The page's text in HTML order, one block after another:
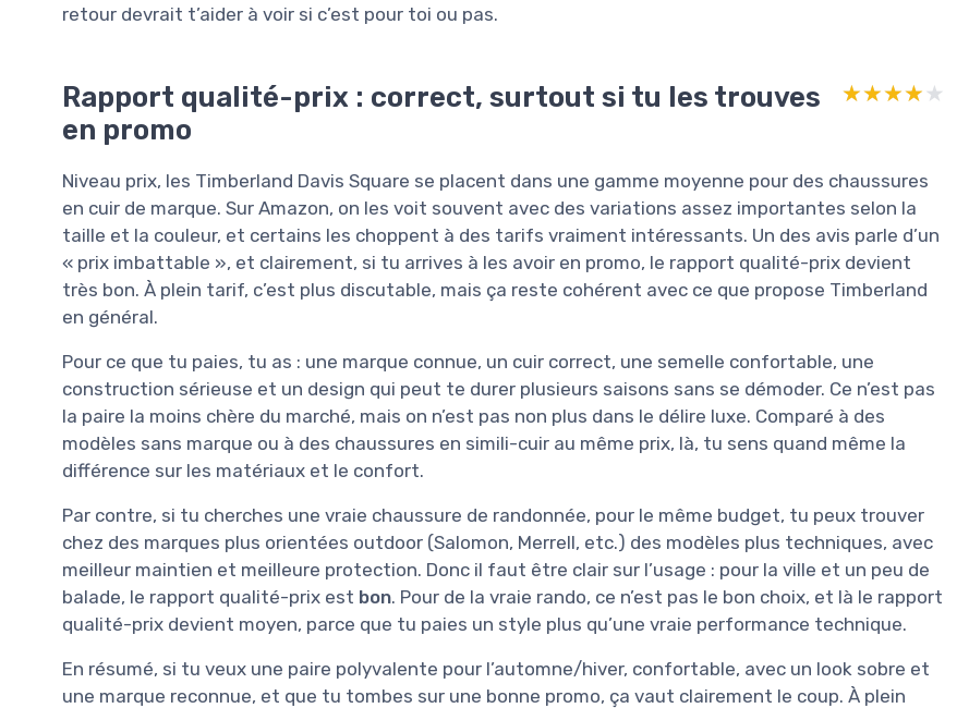
retour devrait t’aider à voir si c’est pour toi ou pas.
Rapport qualité-prix : correct, surtout si tu les trouves
en promo
★★★★★
★★★★★
Niveau prix, les Timberland Davis Square se placent dans une gamme moyenne pour des chaussures
en cuir de marque. Sur Amazon, on les voit souvent avec des variations assez importantes selon la
taille et la couleur, et certains les choppent à des tarifs vraiment intéressants. Un des avis parle d’un
« prix imbattable », et clairement, si tu arrives à les avoir en promo, le rapport qualité-prix devient
très bon. À plein tarif, c’est plus discutable, mais ça reste cohérent avec ce que propose Timberland
en général.
Pour ce que tu paies, tu as : une marque connue, un cuir correct, une semelle confortable, une
construction sérieuse et un design qui peut te durer plusieurs saisons sans se démoder. Ce n’est pas
la paire la moins chère du marché, mais on n’est pas non plus dans le délire luxe. Comparé à des
modèles sans marque ou à des chaussures en simili-cuir au même prix, là, tu sens quand même la
différence sur les matériaux et le confort.
Par contre, si tu cherches une vraie chaussure de randonnée, pour le même budget, tu peux trouver
chez des marques plus orientées outdoor (Salomon, Merrell, etc.) des modèles plus techniques, avec
meilleur maintien et meilleure protection. Donc il faut être clair sur l’usage : pour la ville et un peu de
balade, le rapport qualité-prix est bon. Pour de la vraie rando, ce n’est pas le bon choix, et là le rapport
qualité-prix devient moyen, parce que tu paies un style plus qu’une vraie performance technique.
En résumé, si tu veux une paire polyvalente pour l’automne/hiver, confortable, avec un look sobre et
une marque reconnue, et que tu tombes sur une bonne promo, ça vaut clairement le coup. À plein